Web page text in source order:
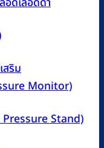
สริม
Monitor)
Pressure Stand)